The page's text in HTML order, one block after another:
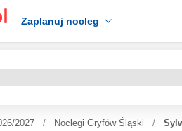
Zaplanuj nocleg
2027 Noclegi Gryfów Śląski